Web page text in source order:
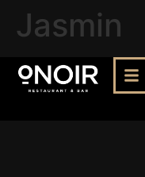
Jasmin